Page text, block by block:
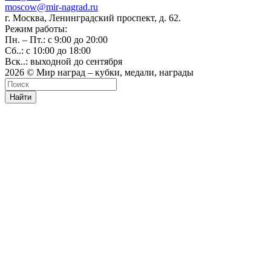
moscow@mir-nagrad.ru
г. Москва, Ленинградский проспект, д. 62.
Режим работы:
Пн. – Пт.: с 9:00 до 20:00
Сб..: с 10:00 до 18:00
Вск..: выходной до сентября
2026 © Мир наград – кубки, медали, награды
Найти